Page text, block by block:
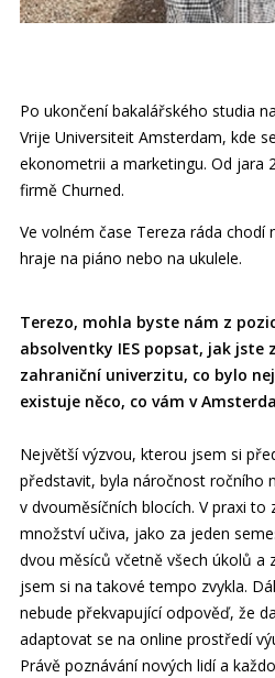
Po ukončení bakalářského studia
Vrije Universiteit Amsterdam, kde
ekonometrii a marketingu. Od jara
firmě Churned.
Ve volném čase Tereza ráda chodí
hraje na piáno nebo na ukulele.
Terezo, mohla byste nám z
absolventky IES popsat, jak jste
zahraniční univerzitu, co bylo
existuje něco, co vám v
Největší výzvou, kterou jsem si
představit, byla náročnost ročního
v dvouměsíčních blocích. V praxi to
množství učiva, jako za jeden
dvou měsíců včetně všech úkolů a
jsem si na takové tempo zvykla.
nebude překvapující odpověď, že
adaptovat se na online prostředí
Právě poznávání nových lidí a